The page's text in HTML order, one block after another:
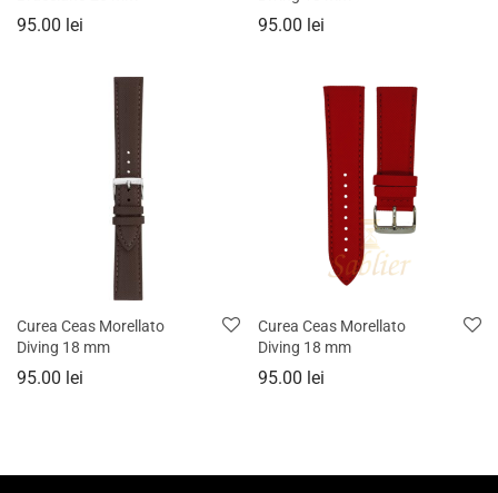
95.00 lei 95.00 lei
Curea Ceas Morellato
Diving 18 mm
95.00 lei
Curea Ceas Morellato
Diving 18 mm
95.00 lei